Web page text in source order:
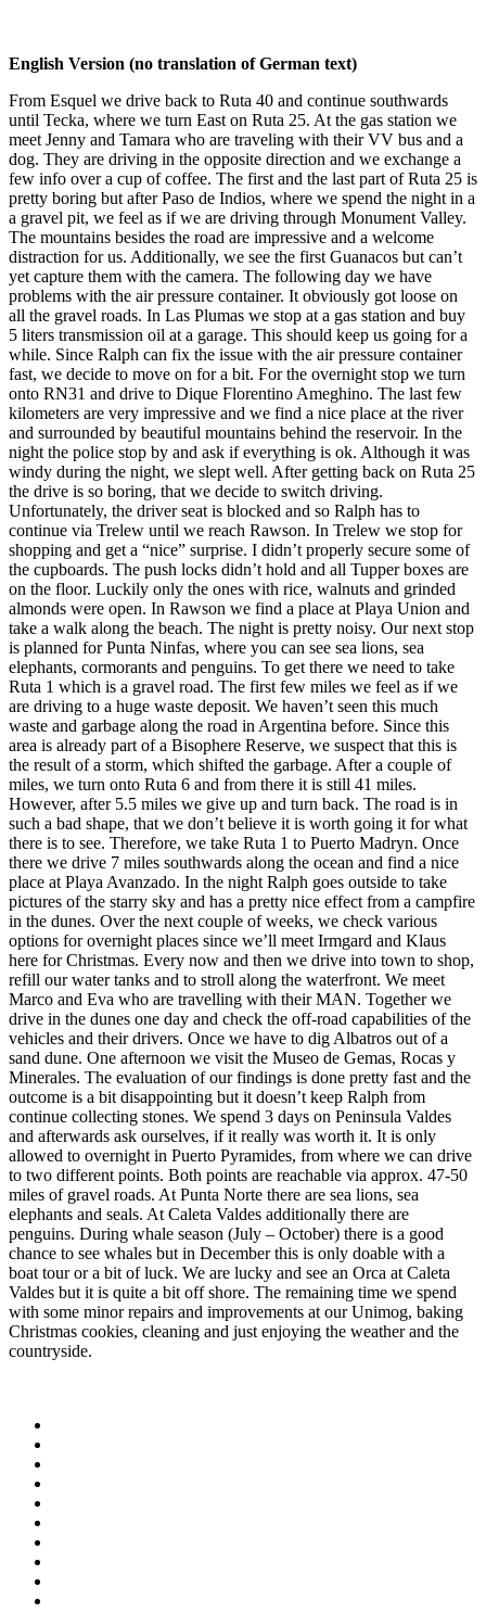
English Version (no translation of German text)
From Esquel we drive back to Ruta 40 and continue southwards
until Tecka, where we turn East on Ruta 25. At the gas station we
meet Jenny and Tamara who are traveling with their VV bus and a
dog. They are driving in the opposite direction and we exchange a
few info over a cup of coffee. The first and the last part of Ruta 25 is
pretty boring but after Paso de Indios, where we spend the night in a
a gravel pit, we feel as if we are driving through Monument Valley.
The mountains besides the road are impressive and a welcome
distraction for us. Additionally, we see the first Guanacos but can’t
yet capture them with the camera. The following day we have
problems with the air pressure container. It obviously got loose on
all the gravel roads. In Las Plumas we stop at a gas station and buy
5 liters transmission oil at a garage. This should keep us going for a
while. Since Ralph can fix the issue with the air pressure container
fast, we decide to move on for a bit. For the overnight stop we turn
onto RN31 and drive to Dique Florentino Ameghino. The last few
kilometers are very impressive and we find a nice place at the river
and surrounded by beautiful mountains behind the reservoir. In the
night the police stop by and ask if everything is ok. Although it was
windy during the night, we slept well. After getting back on Ruta 25
the drive is so boring, that we decide to switch driving.
Unfortunately, the driver seat is blocked and so Ralph has to
continue via Trelew until we reach Rawson. In Trelew we stop for
shopping and get a “nice” surprise. I didn’t properly secure some of
the cupboards. The push locks didn’t hold and all Tupper boxes are
on the floor. Luckily only the ones with rice, walnuts and grinded
almonds were open. In Rawson we find a place at Playa Union and
take a walk along the beach. The night is pretty noisy. Our next stop
is planned for Punta Ninfas, where you can see sea lions, sea
elephants, cormorants and penguins. To get there we need to take
Ruta 1 which is a gravel road. The first few miles we feel as if we
are driving to a huge waste deposit. We haven’t seen this much
waste and garbage along the road in Argentina before. Since this
area is already part of a Bisophere Reserve, we suspect that this is
the result of a storm, which shifted the garbage. After a couple of
miles, we turn onto Ruta 6 and from there it is still 41 miles.
However, after 5.5 miles we give up and turn back. The road is in
such a bad shape, that we don’t believe it is worth going it for what
there is to see. Therefore, we take Ruta 1 to Puerto Madryn. Once
there we drive 7 miles southwards along the ocean and find a nice
place at Playa Avanzado. In the night Ralph goes outside to take
pictures of the starry sky and has a pretty nice effect from a campfire
in the dunes. Over the next couple of weeks, we check various
options for overnight places since we’ll meet Irmgard and Klaus
here for Christmas. Every now and then we drive into town to shop,
refill our water tanks and to stroll along the waterfront. We meet
Marco and Eva who are travelling with their MAN. Together we
drive in the dunes one day and check the off-road capabilities of the
vehicles and their drivers. Once we have to dig Albatros out of a
sand dune. One afternoon we visit the Museo de Gemas, Rocas y
Minerales. The evaluation of our findings is done pretty fast and the
outcome is a bit disappointing but it doesn’t keep Ralph from
continue collecting stones. We spend 3 days on Peninsula Valdes
and afterwards ask ourselves, if it really was worth it. It is only
allowed to overnight in Puerto Pyramides, from where we can drive
to two different points. Both points are reachable via approx. 47-50
miles of gravel roads. At Punta Norte there are sea lions, sea
elephants and seals. At Caleta Valdes additionally there are
penguins. During whale season (July – October) there is a good
chance to see whales but in December this is only doable with a
boat tour or a bit of luck. We are lucky and see an Orca at Caleta
Valdes but it is quite a bit off shore. The remaining time we spend
with some minor repairs and improvements at our Unimog, baking
Christmas cookies, cleaning and just enjoying the weather and the
countryside.